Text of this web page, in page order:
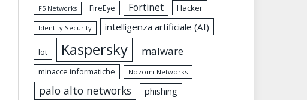
F5 Networks FireEye Fortinet Hacker
Identity Security intelligenza artificiale (AI)
Iot Kaspersky malware
minacce informatiche Nozomi Networks
palo alto networks phishing